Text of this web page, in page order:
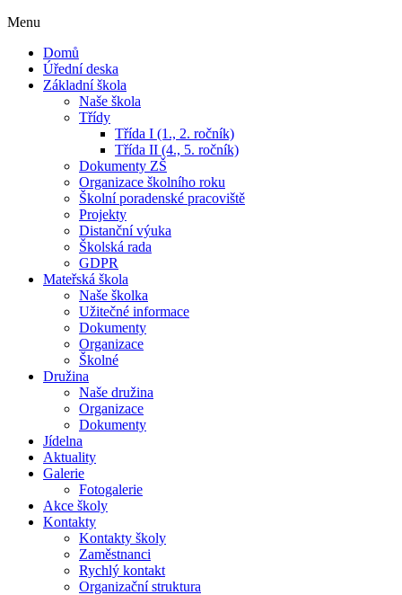
Menu
Domů
Úřední deska
Základní škola
Naše škola
Třídy
Třída I (1., 2. ročník)
Třída II (4., 5. ročník)
Dokumenty ZŠ
Organizace školního roku
Školní poradenské pracoviště
Projekty
Distanční výuka
Školská rada
GDPR
Mateřská škola
Naše školka
Užitečné informace
Dokumenty
Organizace
Školné
Družina
Naše družina
Organizace
Dokumenty
Jídelna
Aktuality
Galerie
Fotogalerie
Akce školy
Kontakty
Kontakty školy
Zaměstnanci
Rychlý kontakt
Organizační struktura